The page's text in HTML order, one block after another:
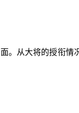
。从大将的授衔情